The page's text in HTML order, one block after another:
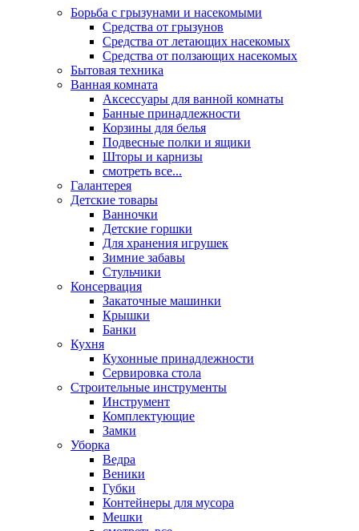
Борьба с грызунами и насекомыми
Средства от грызунов
Средства от летающих насекомых
Средства от ползающих насекомых
Бытовая техника
Ванная комната
Аксессуары для ванной комнаты
Банные принадлежности
Корзины для белья
Подвесные полки и ящики
Шторы и карнизы
смотреть все...
Галантерея
Детские товары
Ванночки
Детские горшки
Для хранения игрушек
Зимние забавы
Стульчики
Консервация
Закаточные машинки
Крышки
Банки
Кухня
Кухонные принадлежности
Сервировка стола
Строительные инструменты
Инструмент
Комплектующие
Замки
Уборка
Ведра
Веники
Губки
Контейнеры для мусора
Мешки